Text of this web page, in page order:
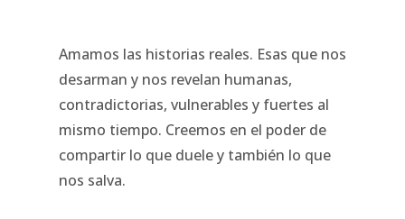
Amamos las historias reales. Esas que nos
desarman y nos revelan humanas,
contradictorias, vulnerables y fuertes al
mismo tiempo. Creemos en el poder de
compartir lo que duele y también lo que
nos salva.